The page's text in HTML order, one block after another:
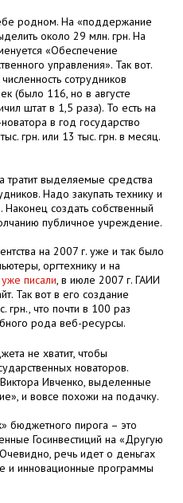
родном. На «поддержание
около 29 млн. грн. На
«Обеспечение
управления». Так вот.
сотрудников
(было 116, но в августе
штат в 1,5 раза). То есть на
в год государство
грн. или 13 тыс. грн. в месяц.
тратит выделяемые средства
Надо закупать технику и
создать собственный
публичное учреждение.
на 2007 г. уже и так было
оргтехнику и на
писали, в июле 2007 г. ГАИИ
Так вот в его создание
грн., что почти в 100 раз
рода веб-ресурсы.
не хватит, чтобы
новаторов.
Ивченко, выделенные
и вовсе похожи на подачку.
бюджетного пирога – это
Госинвестиций на «Другую
речь идет о деньгах
и инновационные программы